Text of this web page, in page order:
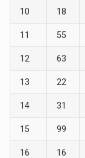
10 18
11 55
12 63
13 22
14 31
15 99
16 16